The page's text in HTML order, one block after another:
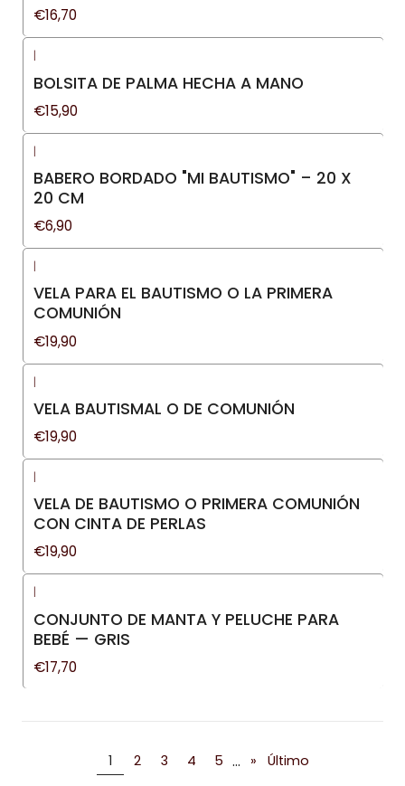
€16,70
|
BOLSITA DE PALMA HECHA A MANO
€15,90
|
BABERO BORDADO "MI BAUTISMO" – 20 X
20 CM
€6,90
|
VELA PARA EL BAUTISMO O LA PRIMERA
COMUNIÓN
€19,90
|
VELA BAUTISMAL O DE COMUNIÓN
€19,90
|
VELA DE BAUTISMO O PRIMERA COMUNIÓN
CON CINTA DE PERLAS
€19,90
|
CONJUNTO DE MANTA Y PELUCHE PARA
BEBÉ — GRIS
€17,70
1 2 3 4 5 ... » Último